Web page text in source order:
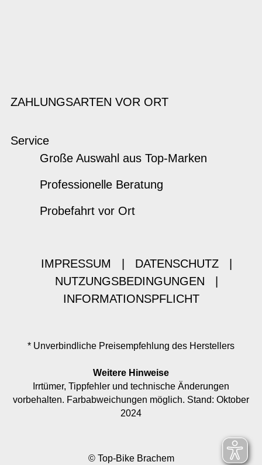
ZAHLUNGSARTEN VOR ORT
Service
Große Auswahl aus Top-Marken
Professionelle Beratung
Probefahrt vor Ort
IMPRESSUM DATENSCHUTZ
NUTZUNGSBEDINGUNGEN
INFORMATIONSPFLICHT
* Unverbindliche Preisempfehlung des Herstellers
Weitere Hinweise
Irrtümer, Tippfehler und technische Änderungen
vorbehalten. Farbabweichungen möglich. Stand: Oktober
2024
© Top-Bike Brachem